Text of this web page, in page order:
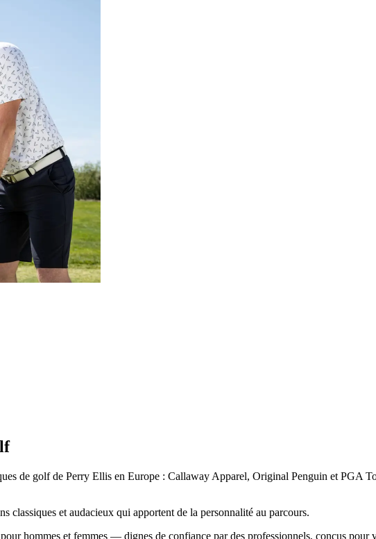
de golf de Perry Ellis en Europe : Callaway Apparel, Original Penguin et PGA
classiques et audacieux qui apportent de la personnalité au parcours.
hommes et femmes — dignes de confiance par des professionnels, conçus pour